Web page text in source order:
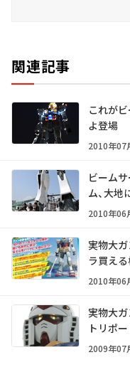
関連記事
これが
よ登場
2010年07
ビーム
ム、大地
2010年06
実物大
ラ買え
2010年06
実物大
トリポー
2009年07